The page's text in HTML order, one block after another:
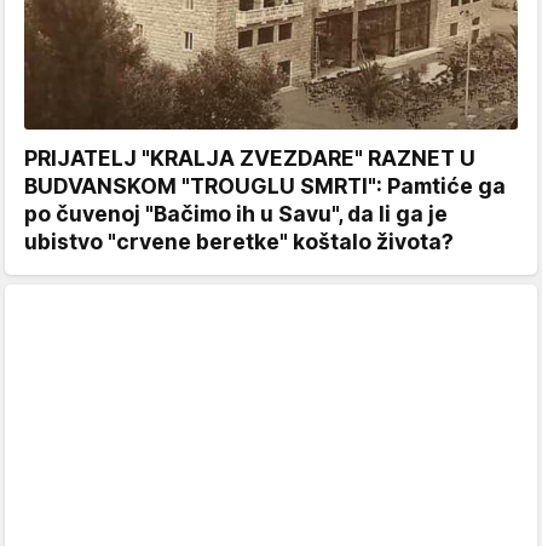
PRIJATELJ "KRALJA ZVEZDARE" RAZNET U
BUDVANSKOM "TROUGLU SMRTI": Pamtiće ga
po čuvenoj "Bačimo ih u Savu", da li ga je
ubistvo "crvene beretke" koštalo života?